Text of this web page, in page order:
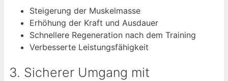
Steigerung der Muskelmasse
Erhöhung der Kraft und Ausdauer
Schnellere Regeneration nach dem Training
Verbesserte Leistungsfähigkeit
3. Sicherer Umgang mit